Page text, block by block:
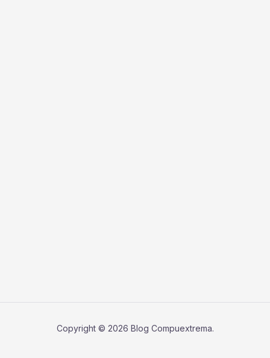
Copyright © 2026 Blog Compuextrema.